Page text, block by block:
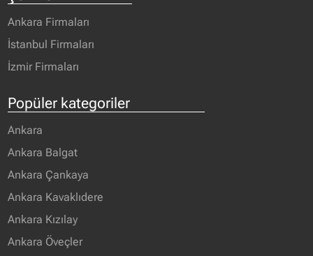
Ankara Firmaları
İstanbul Firmaları
İzmir Firmaları
Popüler kategoriler
Ankara
Ankara Balgat
Ankara Çankaya
Ankara Kavaklıdere
Ankara Kızılay
Ankara Öveçler